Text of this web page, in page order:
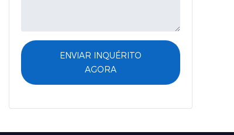
ENVIAR INQUÉRITO
AGORA